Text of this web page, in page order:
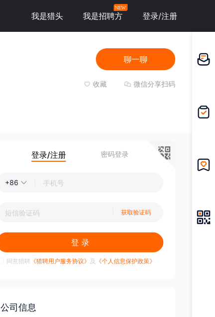
我是猎头 我是招聘方
NEW
登录/注册
聊一聊
收藏
微信分享扫码
登录/注册 密码登录
+86
获取验证码
登 录
同意猎聘 《猎聘用户服务协议》 及 《个人信息保护政策》
公司信息